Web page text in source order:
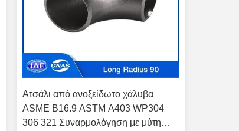
Ατσάλι από ανοξείδωτο χάλυβα
ASME B16.9 ASTM A403 WP304
306 321 Συναρμολόγηση με μύτη